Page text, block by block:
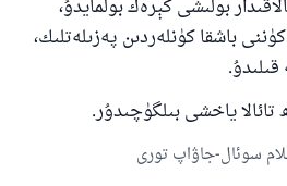
بولىشى كېرەك بولمايدۇ،
باشقا كۈنلەردىن پەزىلەتلىك،
قىلىدۇ.
ياخشى بىلگۈچىدۇر.
سوئال-جاۋاپ تورى